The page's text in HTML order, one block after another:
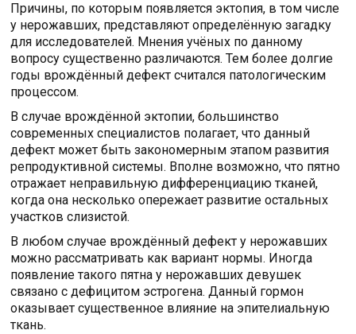
Причины, по которым появляется эктопия, в том числе
у нерожавших, представляют определённую загадку
для исследователей. Мнения учёных по данному
вопросу существенно различаются. Тем более долгие
годы врождённый дефект считался патологическим
процессом.
В случае врождённой эктопии, большинство
современных специалистов полагает, что данный
дефект может быть закономерным этапом развития
репродуктивной системы. Вполне возможно, что пятно
отражает неправильную дифференциацию тканей,
когда она несколько опережает развитие остальных
участков слизистой.
В любом случае врождённый дефект у нерожавших
можно рассматривать как вариант нормы. Иногда
появление такого пятна у нерожавших девушек
связано с дефицитом эстрогена. Данный гормон
оказывает существенное влияние на эпителиальную
ткань.